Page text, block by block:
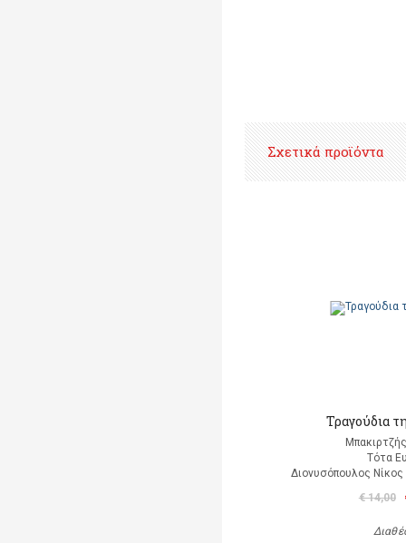
Σχετικά προϊόντα
Τραγούδια
Τότα
Διονυσόπουλος Νίκος
€ 14,00